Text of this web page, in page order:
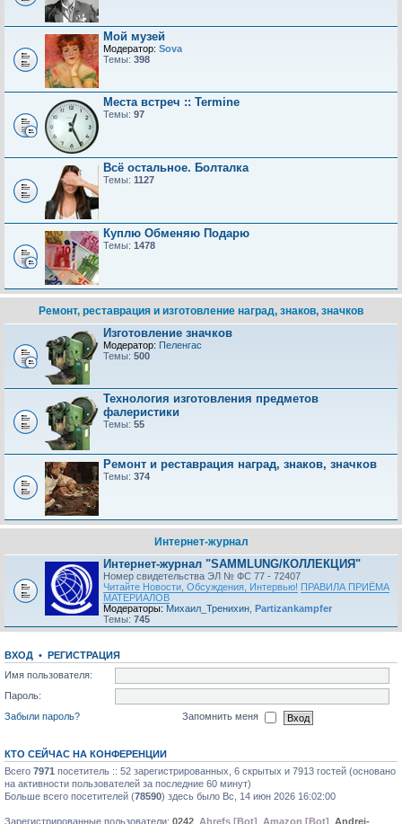
Мой музей
Модератор: Sova
Темы: 398
Места встреч :: Termine
Темы: 97
Всё остальное. Болталка
Темы: 1127
Куплю Обменяю Подарю
Темы: 1478
Ремонт, реставрация и изготовление наград, знаков, значков
Изготовление значков
Модератор: Пеленгас
Темы: 500
Технология изготовления предметов
фалеристики
Темы: 55
Ремонт и реставрация наград, знаков, значков
Темы: 374
Интернет-журнал
Интернет-журнал "SAMMLUNG/КОЛЛЕКЦИЯ"
Номер свидетельства ЭЛ № ФС 77 - 72407
Читайте Новости, Обсуждения, Интервью! ПРАВИЛА ПРИЁМА
МАТЕРИАЛОВ
Модераторы: Михаил_Тренихин Partizankampfer
Темы: 745
ВХОД • РЕГИСТРАЦИЯ
Имя пользователя:
Пароль:
Забыли пароль?
Запомнить меня
КТО СЕЙЧАС НА КОНФЕРЕНЦИИ
Всего 7971 посетитель :: 52 зарегистрированных, 6 скрытых и 7913 гостей (основано
на активности пользователей за последние 60 минут)
Больше всего посетителей (78590) здесь было Вс, 14 июн 2026 16:02:00
Зарегистрированные пользователи: 0242 Ahrefs [Bot] Amazon [Bot] Andrei-